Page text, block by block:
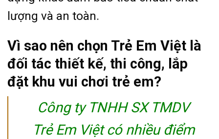
lượng và an toàn.
Vì sao nên chọn Trẻ Em Việt là
đối tác thiết kế, thi công, lắp
đặt khu vui chơi trẻ em?
Công ty TNHH SX TMDV
Trẻ Em Việt có nhiều điểm